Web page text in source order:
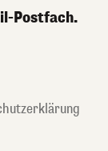
Postfach.